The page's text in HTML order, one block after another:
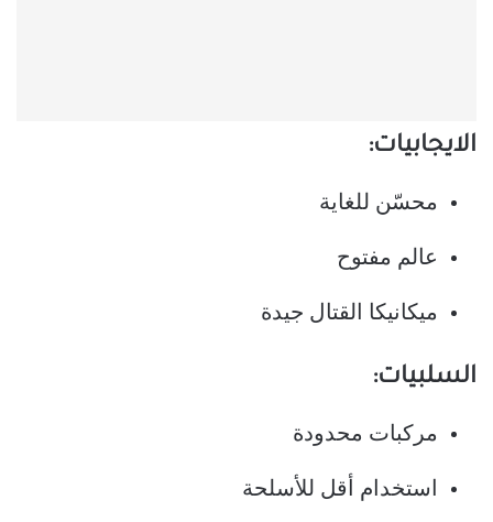
الايجابيات:
محسّن للغاية
عالم مفتوح
ميكانيكا القتال جيدة
السلبيات:
مركبات محدودة
استخدام أقل للأسلحة